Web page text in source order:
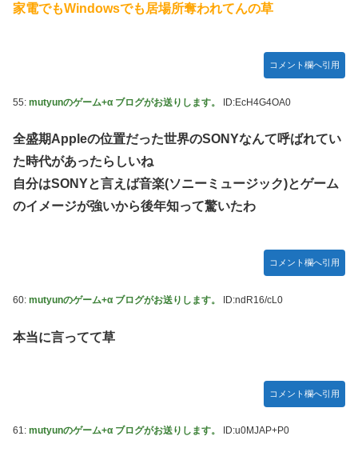
家電でもWindowsでも居場所奪われてんの草
コメント欄へ引用
55: mutyunのゲーム+α ブログがお送りします。 ID:EcH4G4OA0
全盛期Appleの位置だった世界のSONYなんて呼ばれてい
た時代があったらしいね
自分はSONYと言えば音楽(ソニーミュージック)とゲーム
のイメージが強いから後年知って驚いたわ
コメント欄へ引用
60: mutyunのゲーム+α ブログがお送りします。 ID:ndR16/cL0
本当に言ってて草
コメント欄へ引用
61: mutyunのゲーム+α ブログがお送りします。 ID:u0MJAP+P0